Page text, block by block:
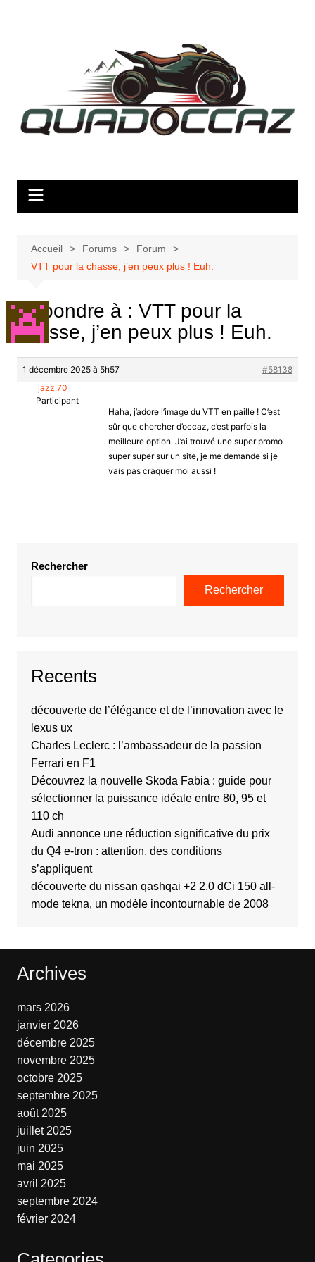
Accueil Forums
Forum
VTT pour la chasse, j’en peux plus ! Euh.
Répondre à : VTT pour la
chasse, j’en peux plus ! Euh.
1 décembre 2025 à 5h57
#58138
jazz.70
Participant
Haha, j’adore l’image du VTT en paille ! C’est
sûr que chercher d’occaz, c’est parfois la
meilleure option. J’ai trouvé une super promo
super super sur un site, je me demande si je
vais pas craquer moi aussi !
Rechercher
Rechercher
Recents
découverte de l’élégance et de l’innovation avec le
lexus ux
Charles Leclerc : l’ambassadeur de la passion
Ferrari en F1
Découvrez la nouvelle Skoda Fabia : guide pour
sélectionner la puissance idéale entre 80, 95 et
110 ch
Audi annonce une réduction significative du prix
du Q4 e-tron : attention, des conditions
s’appliquent
découverte du nissan qashqai +2 2.0 dCi 150 all-
mode tekna, un modèle incontournable de 2008
Archives
mars 2026
janvier 2026
décembre 2025
novembre 2025
octobre 2025
septembre 2025
août 2025
juillet 2025
juin 2025
mai 2025
avril 2025
septembre 2024
février 2024